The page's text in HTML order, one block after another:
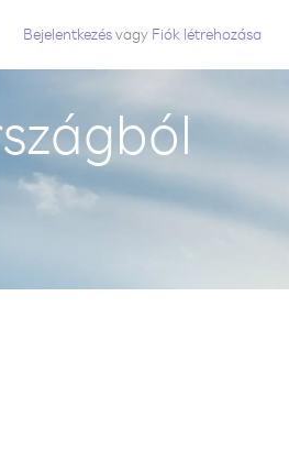
Bejelentkezésvagy Fiók létrehozása